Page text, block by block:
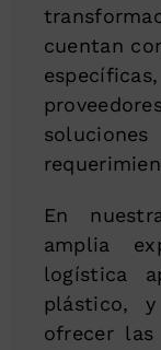
cuentan
En
amplia
logística
plástico,
ofrecer